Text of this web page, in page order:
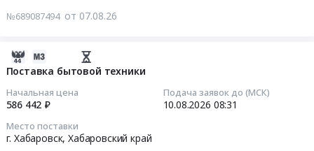
№689087494 от 07.08.26
Поставка бытовой техники
Начальная цена
586 442 ₽
Подача заявок до (МСК)
10.08.2026 08:31
Место поставки
г. Хабаровск,Хабаровский край